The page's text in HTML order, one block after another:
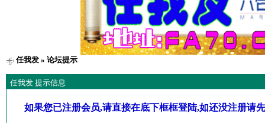
任我发» 论坛提示
任我发 提示信息
如果您已注册会员,请直接在底下框框登陆,如还没注册请